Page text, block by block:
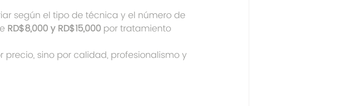
según el tipo de técnica y el número de
RD$8,000 y RD$15,000 por tratamiento
sino por calidad, profesionalismo y